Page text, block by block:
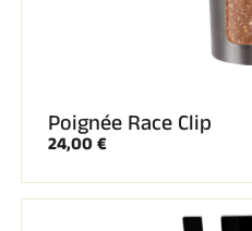
SKI
Poignée Race Clip
24,00 €